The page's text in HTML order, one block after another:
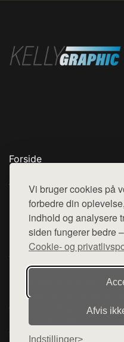
Vi bruger cookies på
forbedre din
indhold og analysere
siden fungerer bedre
Cookie- og
Afvis
Indstillinger
Forside
Top Rabatter
Blog
Kontakt
Denne side er en del af
hjemmesider med
diverse webshops. Der
varerne på lager.